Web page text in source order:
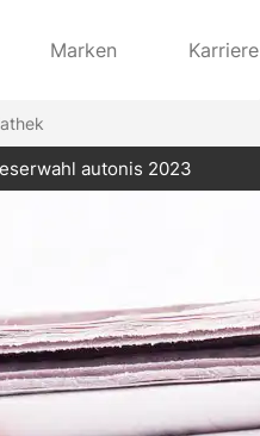
Marken Karriere
autonis 2023